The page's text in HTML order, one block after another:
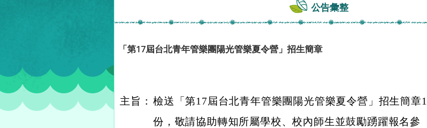
公告彙整
「第17屆台北青年管樂團陽光管樂夏令營」招生簡章
主旨： 檢送「第17屆台北青年管樂團陽光管樂夏令營」招生簡章1
份，敬請協助轉知所屬學校、校內師生並鼓勵踴躍報名參